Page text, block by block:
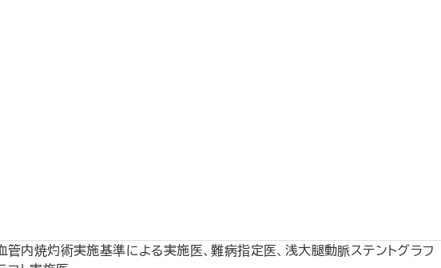
内焼灼術実施基準による実施医、難病指定医、浅大腿動脈ステントグラフ